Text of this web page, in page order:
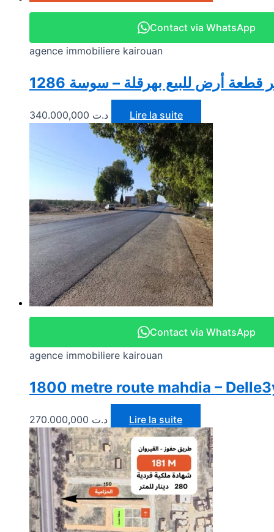
Contact via WhatsApp
agence immobiliere kairouan
متر قطعة أرض للبيع بهرقلة – سوسة
د.ت Lire la suite
Contact via WhatsApp
agence immobiliere kairouan
1800 metre route mahdia –
د.ت Lire la suite